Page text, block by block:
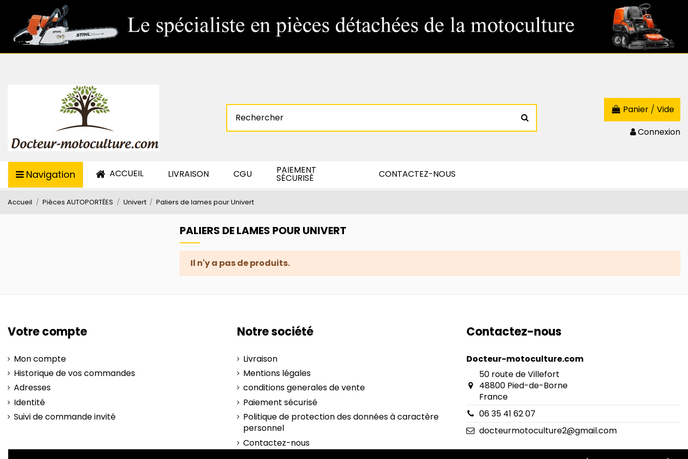
Panier / Vide
Connexion
Navigation ACCUEIL LIVRAISON CGU PAIEMENT
SÉCURISÉ CONTACTEZ-NOUS
Accueil Pièces AUTOPORTÉES Univert Paliers de lames pour Univert
PALIERS DE LAMES POUR UNIVERT
Il n'y a pas de produits.
Votre compte
Mon compte
Historique de vos commandes
Adresses
Identité
Suivi de commande invité
Notre société
Livraison
Mentions légales
conditions generales de vente
Paiement sécurisé
Politique de protection des données à caractère
personnel
Contactez-nous
Contactez-nous
Docteur-motoculture.com
50 route de Villefort
48800 Pied-de-Borne
France
06 35 41 62 07
docteurmotoculture2@gmail.com